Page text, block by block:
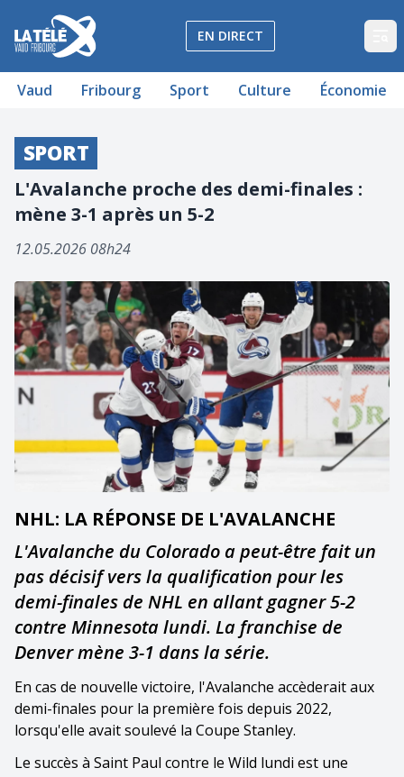
La Télé - Télévision régionale Vaud et Fribourg
EN DIRECT
Vaud Fribourg Sport Culture Économie
SPORT
L'Avalanche proche des demi-finales :
mène 3-1 après un 5-2
12.05.2026 08h24
NHL: LA RÉPONSE DE L'AVALANCHE
L'Avalanche du Colorado a peut-être fait un
pas décisif vers la qualification pour les
demi-finales de NHL en allant gagner 5-2
contre Minnesota lundi. La franchise de
Denver mène 3-1 dans la série.
En cas de nouvelle victoire, l'Avalanche accèderait aux
demi-finales pour la première fois depuis 2022,
lorsqu'elle avait soulevé la Coupe Stanley.
Le succès à Saint Paul contre le Wild lundi est une